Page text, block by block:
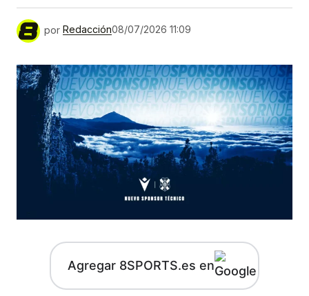
por Redacción08/07/2026 11:09
Agregar 8SPORTS.es en